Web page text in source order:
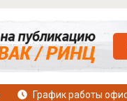
График работы